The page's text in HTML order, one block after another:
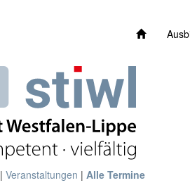
| Veranstaltungen | Alle Termine